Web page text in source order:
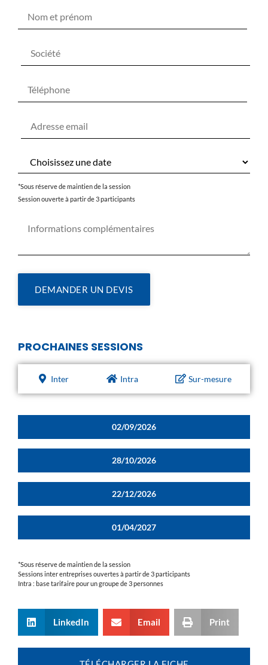
*Sous réserve de maintien de la session
Session ouverte à partir de 3 participants
DEMANDER UN DEVIS
PROCHAINES SESSIONS
Inter Intra Sur-mesure
02/09/2026
28/10/2026
22/12/2026
01/04/2027
*Sous réserve de maintien de la session
Sessions inter entreprises ouvertes à partir de 3 participants
Intra : base tarifaire pour un groupe de 3 personnes
LinkedIn Email Print